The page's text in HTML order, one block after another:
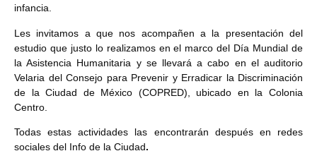
infancia.
Les invitamos a que nos acompañen a la presentación del
estudio que justo lo realizamos en el marco del Día Mundial de
la Asistencia Humanitaria y se llevará a cabo en el auditorio
Velaria del Consejo para Prevenir y Erradicar la Discriminación
de la Ciudad de México (COPRED), ubicado en la Colonia
Centro.
Todas estas actividades las encontrarán después en redes
sociales del Info de la Ciudad.